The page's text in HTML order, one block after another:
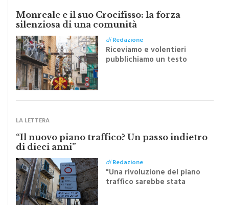
Monreale e il suo Crocifisso: la forza
silenziosa di una comunità
diRedazione
Riceviamo e volentieri
pubblichiamo un testo
Festa del Santissimo
LA LETTERA
“Il nuovo piano traffico? Un passo indietro
di dieci anni”
diRedazione
"Una rivoluzione del piano
traffico sarebbe stata